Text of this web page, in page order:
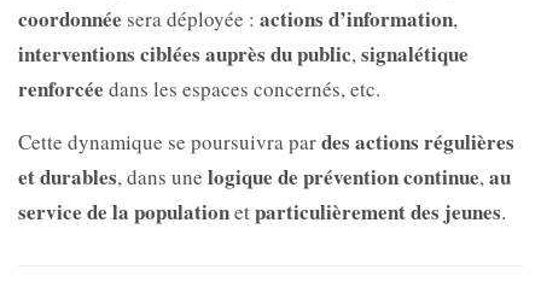
coordonnée sera déployée : actions d’information,
interventions ciblées auprès du public, signalétique
renforcée dans les espaces concernés, etc.
Cette dynamique se poursuivra pardes actions régulières
et durables, dans une logique de prévention continue, au
service de la populationetparticulièrement des jeunes.